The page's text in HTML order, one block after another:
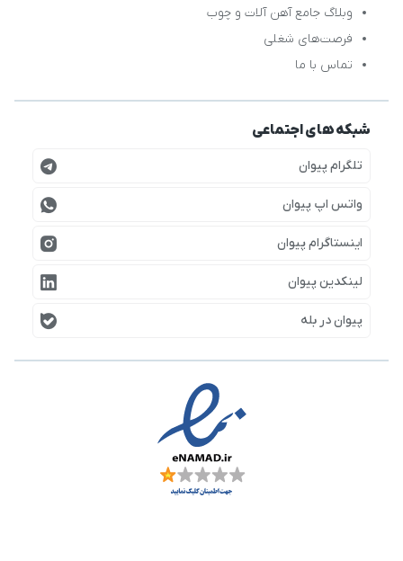
وبلاگ جامع آهن آلات و چوب
فرصت‌های شغلی
تماس با ما
شبکه های اجتماعی
تلگرام پیوان
واتس اپ پیوان
اینستاگرام پیوان
لینکدین پیوان
پیوان در بله